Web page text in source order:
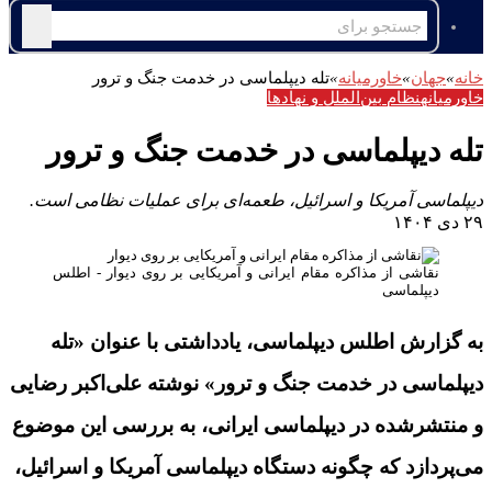
برای
خانه»جهان»خاورمیانه»تله دیپلماسی در خدمت جنگ و ترور
خاورمیانهنظام بین‌الملل و نهادها
تله دیپلماسی در خدمت جنگ و ترور
دیپلماسی آمریکا و اسرائیل، طعمه‌ای برای عملیات نظامی است.
۲۹ دی ۱۴۰۴
نقاشی از مذاکره مقام ایرانی و آمریکایی بر روی دیوار - اطلس
دیپلماسی
به گزارش اطلس دیپلماسی، یادداشتی با ‌عنوان «تله
دیپلماسی در خدمت جنگ و ترور» نوشته علی‌اکبر رضایی
و منتشرشده در دیپلماسی ایرانی، به بررسی این موضوع
می‌پردازد که چگونه دستگاه دیپلماسی آمریکا و اسرائیل،